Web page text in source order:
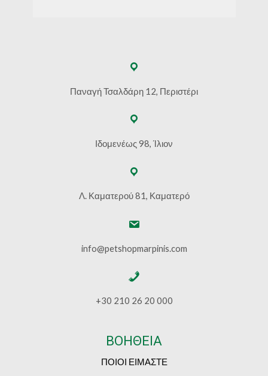
Παναγή Τσαλδάρη 12, Περιστέρι
Ιδομενέως 98, Ίλιον
Λ. Καματερού 81, Καματερό
info@petshopmarpinis.com
+30 210 26 20 000
ΒΟΗΘΕΙΑ
ΠΟΙΟΙ ΕΙΜΑΣΤΕ